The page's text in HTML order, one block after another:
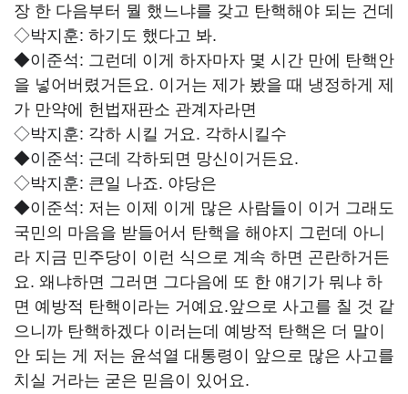
장 한 다음부터 뭘 했느냐를 갖고 탄핵해야 되는 건데
◇박지훈: 하기도 했다고 봐.
◆이준석: 그런데 이게 하자마자 몇 시간 만에 탄핵안
을 넣어버렸거든요. 이거는 제가 봤을 때 냉정하게 제
가 만약에 헌법재판소 관계자라면
◇박지훈: 각하 시킬 거요. 각하시킬수
◆이준석: 근데 각하되면 망신이거든요.
◇박지훈: 큰일 나죠. 야당은
◆이준석: 저는 이제 이게 많은 사람들이 이거 그래도
국민의 마음을 받들어서 탄핵을 해야지 그런데 아니
라 지금 민주당이 이런 식으로 계속 하면 곤란하거든
요. 왜냐하면 그러면 그다음에 또 한 얘기가 뭐냐 하
면 예방적 탄핵이라는 거예요.앞으로 사고를 칠 것 같
으니까 탄핵하겠다 이러는데 예방적 탄핵은 더 말이
안 되는 게 저는 윤석열 대통령이 앞으로 많은 사고를
치실 거라는 굳은 믿음이 있어요.